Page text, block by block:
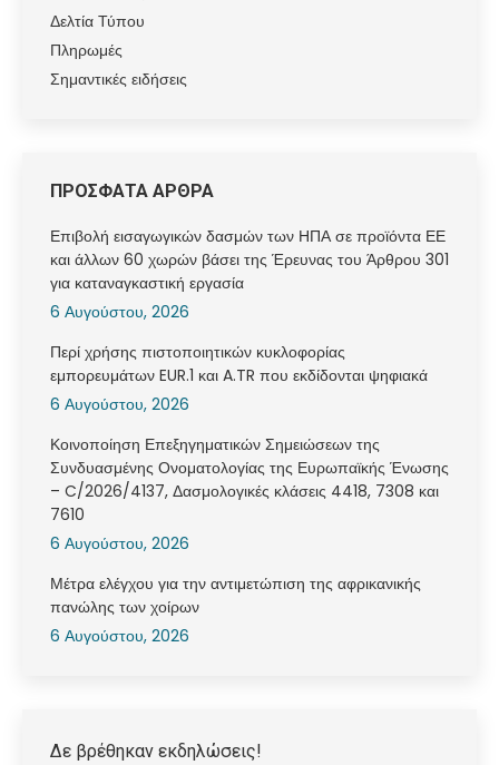
Δελτία Τύπου
Πληρωμές
Σημαντικές ειδήσεις
ΠΡΟΣΦΑΤΑ ΑΡΘΡΑ
Επιβολή εισαγωγικών δασμών των ΗΠΑ σε προϊόντα ΕΕ
και άλλων 60 χωρών βάσει της Έρευνας του Άρθρου 301
για καταναγκαστική εργασία
6 Αυγούστου, 2026
Περί χρήσης πιστοποιητικών κυκλοφορίας
εμπορευμάτων EUR.1 και A.TR που εκδίδονται ψηφιακά
6 Αυγούστου, 2026
Κοινοποίηση Επεξηγηματικών Σημειώσεων της
Συνδυασμένης Ονοματολογίας της Ευρωπαϊκής Ένωσης
– C/2026/4137, Δασμολογικές κλάσεις 4418, 7308 και
7610
6 Αυγούστου, 2026
Μέτρα ελέγχου για την αντιμετώπιση της αφρικανικής
πανώλης των χοίρων
6 Αυγούστου, 2026
Δε βρέθηκαν εκδηλώσεις!